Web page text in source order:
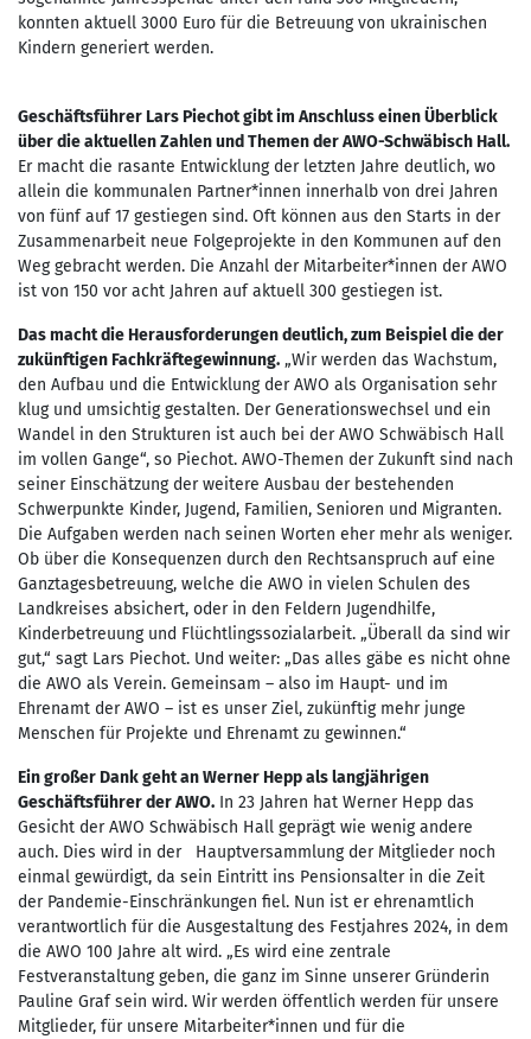
konnten aktuell 3000 Euro für die Betreuung von ukrainischen
Kindern generiert werden.
Geschäftsführer Lars Piechot gibt im Anschluss einen Überblick
über die aktuellen Zahlen und Themen der AWO-Schwäbisch Hall.
Er macht die rasante Entwicklung der letzten Jahre deutlich, wo
allein die kommunalen Partner*innen innerhalb von drei Jahren
von fünf auf 17 gestiegen sind. Oft können aus den Starts in der
Zusammenarbeit neue Folgeprojekte in den Kommunen auf den
Weg gebracht werden. Die Anzahl der Mitarbeiter*innen der AWO
ist von 150 vor acht Jahren auf aktuell 300 gestiegen ist.
Das macht die Herausforderungen deutlich, zum Beispiel die der
zukünftigen Fachkräftegewinnung. „Wir werden das Wachstum,
den Aufbau und die Entwicklung der AWO als Organisation sehr
klug und umsichtig gestalten. Der Generationswechsel und ein
Wandel in den Strukturen ist auch bei der AWO Schwäbisch Hall
im vollen Gange“, so Piechot. AWO-Themen der Zukunft sind nach
seiner Einschätzung der weitere Ausbau der bestehenden
Schwerpunkte Kinder, Jugend, Familien, Senioren und Migranten.
Die Aufgaben werden nach seinen Worten eher mehr als weniger.
Ob über die Konsequenzen durch den Rechtsanspruch auf eine
Ganztagesbetreuung, welche die AWO in vielen Schulen des
Landkreises absichert, oder in den Feldern Jugendhilfe,
Kinderbetreuung und Flüchtlingssozialarbeit. „Überall da sind wir
gut,“ sagt Lars Piechot. Und weiter: „Das alles gäbe es nicht ohne
die AWO als Verein. Gemeinsam – also im Haupt- und im
Ehrenamt der AWO – ist es unser Ziel, zukünftig mehr junge
Menschen für Projekte und Ehrenamt zu gewinnen.“
Ein großer Dank geht an Werner Hepp als langjährigen
Geschäftsführer der AWO. In 23 Jahren hat Werner Hepp das
Gesicht der AWO Schwäbisch Hall geprägt wie wenig andere
auch. Dies wird in der Hauptversammlung der Mitglieder noch
einmal gewürdigt, da sein Eintritt ins Pensionsalter in die Zeit
der Pandemie-Einschränkungen fiel. Nun ist er ehrenamtlich
verantwortlich für die Ausgestaltung des Festjahres 2024, in dem
die AWO 100 Jahre alt wird. „Es wird eine zentrale
Festveranstaltung geben, die ganz im Sinne unserer Gründerin
Pauline Graf sein wird. Wir werden öffentlich werden für unsere
Mitglieder, für unsere Mitarbeiter*innen und für die